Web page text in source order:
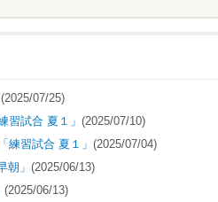
(2025/07/25)
習試合 夏１」 (2025/07/10)
練習試合 夏１」 (2025/07/04)
朝」 (2025/06/13)
(2025/06/13)